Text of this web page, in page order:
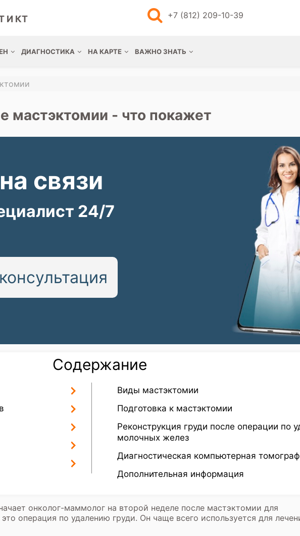
И КТ +7 (812) 209-10-39
ДИАГНОСТИКА НА КАРТЕ ВАЖНО ЗНАТЬ
мастэктомии - что покажет
связи
24/7
Содержание
Виды мастэктомии
Подготовка к мастэктомии
Реконструкция груди после операции по
молочных желез
Диагностическая компьютерная
Дополнительная информация
онколог-маммолог на второй неделе после мастэктомии для
операция по удалению груди. Он чаще всего используется для